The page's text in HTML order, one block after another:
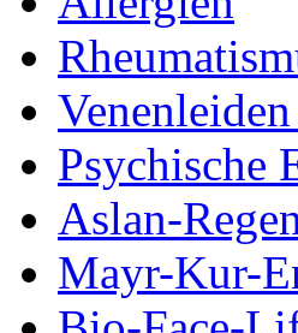
Psychische
Aslan-
Mayr-Kur-